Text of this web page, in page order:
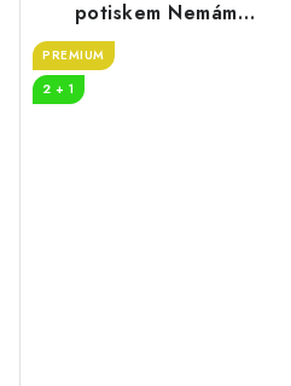
potiskem Nemám
problém s alkoholem
PREMIUM
2 + 1